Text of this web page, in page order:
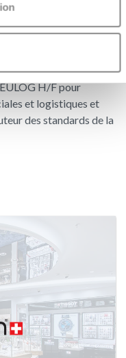
maternité, nous
H/F pour
et logistiques et
des standards de la